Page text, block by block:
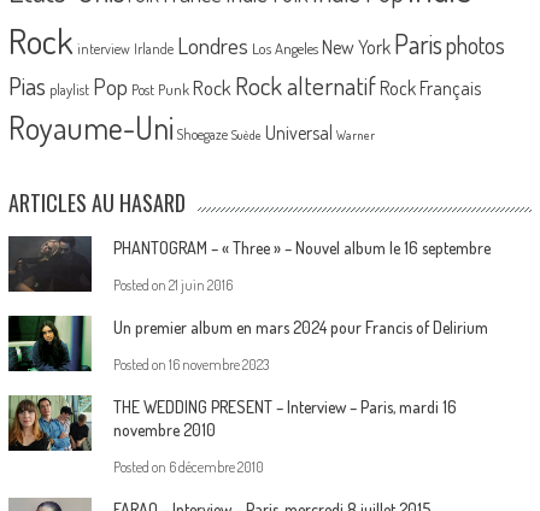
Rock interview Irlande Londres Los Angeles New York Parisphotos
Pias playlist Pop Post Punk Rock Rock alternatif Rock Français
Royaume-Uni Shoegaze Suède Universal Warner
ARTICLES AU HASARD
PHANTOGRAM – « Three » – Nouvel album le 16 septembre
Posted on 21 juin 2016
Un premier album en mars 2024 pour Francis of Delirium
Posted on 16 novembre 2023
THE WEDDING PRESENT – Interview – Paris, mardi 16
novembre 2010
Posted on 6 décembre 2010